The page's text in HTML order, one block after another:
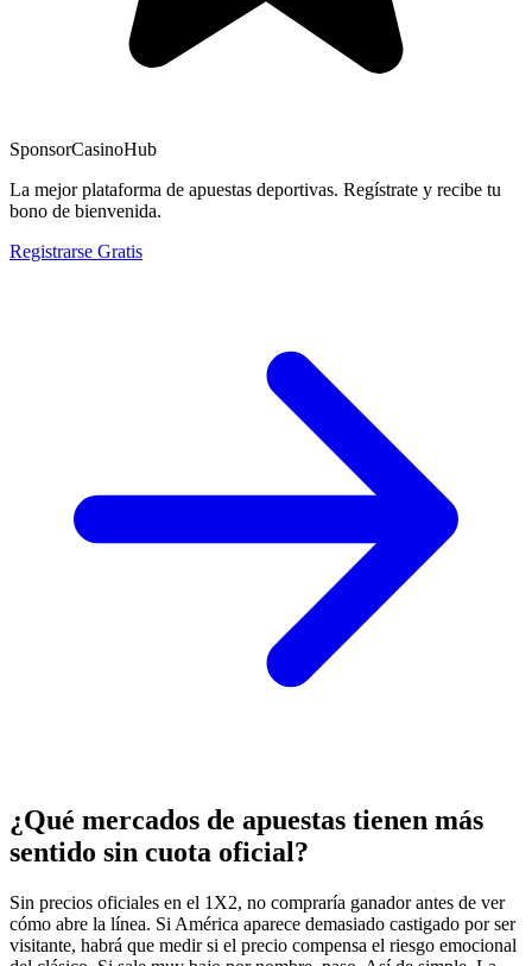
SponsorCasinoHub
La mejor plataforma de apuestas deportivas. Regístrate y recibe tu
bono de bienvenida.
Registrarse Gratis
¿Qué mercados de apuestas tienen más
sentido sin cuota oficial?
Sin precios oficiales en el 1X2, no compraría ganador antes de ver
cómo abre la línea. Si América aparece demasiado castigado por ser
visitante, habrá que medir si el precio compensa el riesgo emocional